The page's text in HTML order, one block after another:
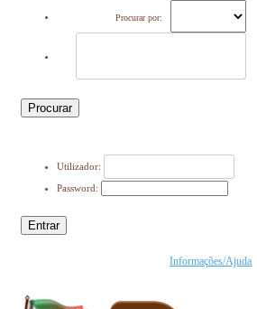
Procurar por:
Procurar
Utilizador:
Password:
Entrar
Informações/Ajuda